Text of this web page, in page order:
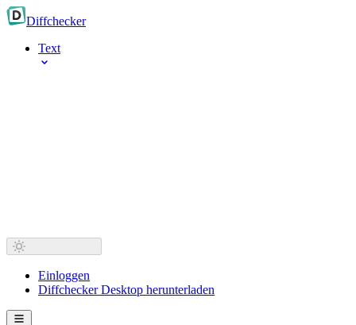
Diffchecker
Text
Einloggen
Diffchecker Desktop herunterladen